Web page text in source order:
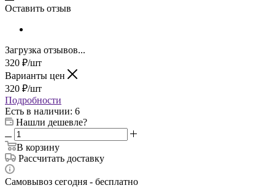
Оставить отзыв
Загрузка отзывов...
320 ₽/шт
Варианты цен
320 ₽/шт
Подробности
Есть в наличии: 6
Нашли дешевле?
В корзину
Рассчитать доставку
Самовывоз сегодня - бесплатно